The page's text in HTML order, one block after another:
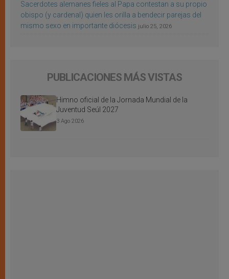
Sacerdotes alemanes fieles al Papa contestan a su propio
obispo (y cardenal) quien les orilla a bendecir parejas del
mismo sexo en importante diócesis julio 25, 2026
PUBLICACIONES MÁS VISTAS
Himno oficial de la Jornada Mundial de la
Juventud Seúl 2027
3 Ago 2026